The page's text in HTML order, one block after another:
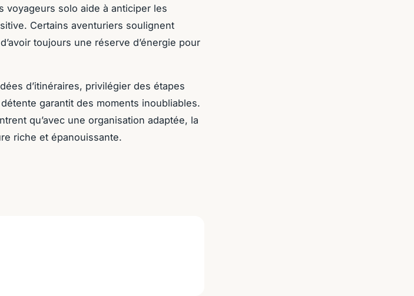
voyageurs solo aide à anticiper les
Certains aventuriers soulignent
toujours une réserve d’énergie pour
d’itinéraires, privilégier des étapes
garantit des moments inoubliables.
qu’avec une organisation adaptée, la
riche et épanouissante.